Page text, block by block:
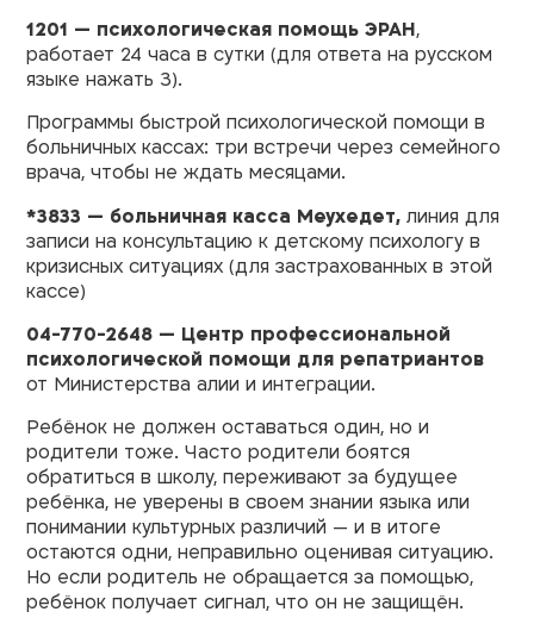
1201 — психологическая помощь ЭРАН,
работает 24 часа в сутки (для ответа на русском
языке нажать 3).
Программы быстрой психологической помощи в
больничных кассах: три встречи через семейного
врача, чтобы не ждать месяцами.
*3833 — больничная касса Меухедет,линия для
записи на консультацию к детскому психологу в
кризисных ситуациях (для застрахованных в этой
кассе)
04-770-2648 — Центр профессиональной
психологической помощи для репатриантов
от Министерства алии и интеграции.
Ребёнок не должен оставаться один, но и
родители тоже. Часто родители боятся
обратиться в школу, переживают за будущее
ребёнка, не уверены в своем знании языка или
понимании культурных различий — и в итоге
остаются одни, неправильно оценивая ситуацию.
Но если родитель не обращается за помощью,
ребёнок получает сигнал, что он не защищён.